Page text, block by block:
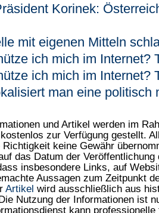
Korinek:
mit eigenen Mitteln
ich mich im Internet?
ich mich im Internet?
man eine politisch
und Artikel werden im
kostenlos zur Verfügung gestellt.
keine Gewähr
das Datum der
insbesondere Links, auf
Aussagen zum Zeitpunkt
Artikel wird ausschließlich aus
Nutzung der Informationen ist
kann